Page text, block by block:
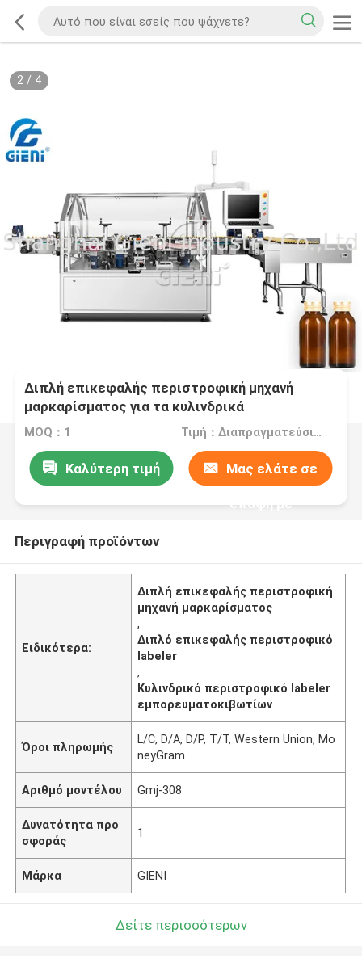
2/ 4
Διπλή επικεφαλής περιστροφική μηχανή
μαρκαρίσματος για τα κυλινδρικά
εμπορευματοκιβώτια
MOQ：1 Τιμή：Διαπραγματεύσιμα
Καλύτερη τιμή Μας ελάτε σε
επαφή με
Περιγραφή προϊόντων
Ειδικότερα:
Διπλή επικεφαλής περιστροφική
μηχανή μαρκαρίσματος
,
Διπλό επικεφαλής περιστροφικό
labeler
,
Κυλινδρικό περιστροφικό labeler
εμπορευματοκιβωτίων
Όροι πληρωμής
L/C, D/A, D/P, T/T, Western Union, Mo
neyGram
Αριθμό μοντέλου Gmj-308
Δυνατότητα προ
σφοράς
1
Μάρκα GIENI
Δείτε περισσότερων